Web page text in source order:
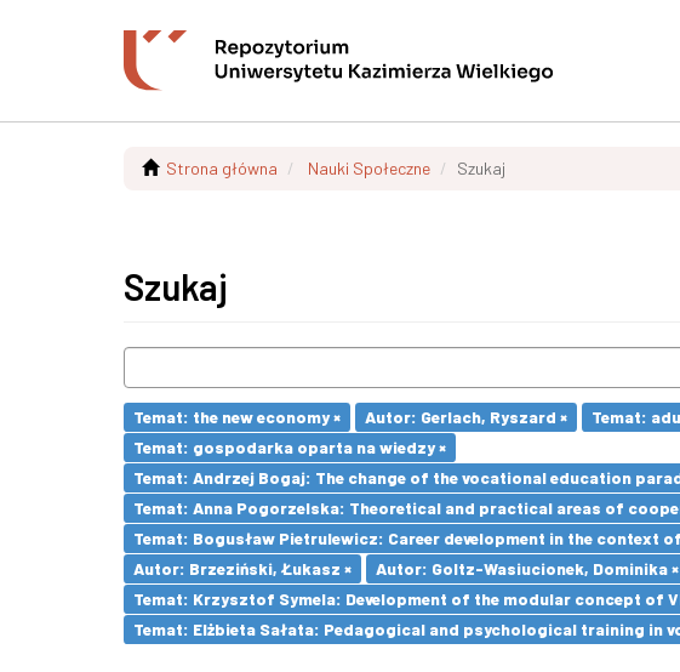
Strona główna Nauki Społeczne Szukaj
Szukaj
Temat: the new economy × Autor: Gerlach, Ryszard ×
Temat:
Temat: gospodarka oparta na wiedzy ×
Temat: Andrzej Bogaj: The change of the vocational education
Temat: Anna Pogorzelska: Theoretical and practical areas of
Temat: Bogusław Pietrulewicz: Career development in the context
Autor: Brzeziński, Łukasz ×
Autor: Goltz-Wasiucionek, Dominika ×
Temat: Krzysztof Symela: Development of the modular concept of
Temat: Elżbieta Sałata: Pedagogical and psychological training in